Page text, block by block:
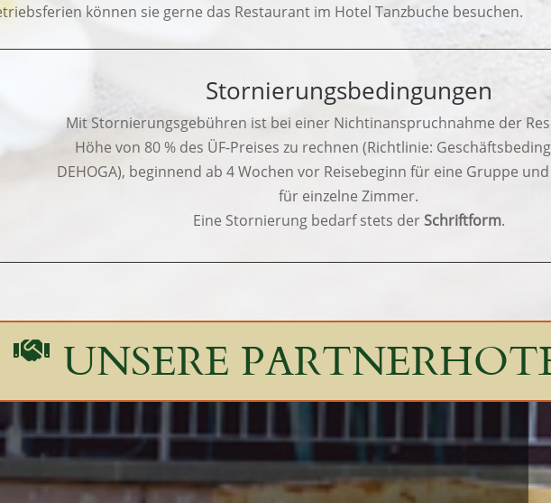
können sie gerne das Restaurant im Hotel Tanzbuche besuchen.
Stornierungsbedingungen
Mit Stornierungsgebühren ist bei einer Nichtinanspruchnahme der
Höhe von 80 % des ÜF-Preises zu rechnen (Richtlinie:
DEHOGA), beginnend ab 4 Wochen vor Reisebeginn für eine Gruppe
für einzelne Zimmer.
Eine Stornierung bedarf stets derSchriftform.
 UNSERE